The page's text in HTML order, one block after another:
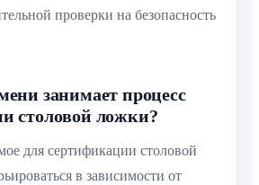
проверки на безопасность
занимает процесс
столовой ложки?
для сертификации столовой
в зависимости от